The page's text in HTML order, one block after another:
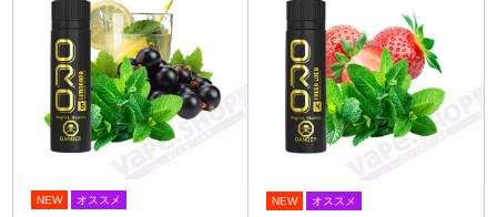
NEW オススメ NEW オススメ